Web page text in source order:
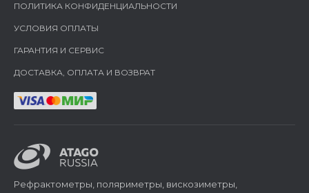
ПОЛИТИКА КОНФИДЕНЦИАЛЬНОСТИ
УСЛОВИЯ ОПЛАТЫ
ГАРАНТИЯ И СЕРВИС
ДОСТАВКА, ОПЛАТА И ВОЗВРАТ
Рефрактометры, поляриметры, вискозиметры,